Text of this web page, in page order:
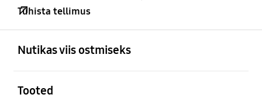
Tühista tellimus
Nutikas viis ostmiseks
Tooted